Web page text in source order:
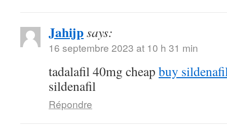
Jahijpsays:
16 septembre 2023 at 10 h 31 min
tadalafil 40mg cheap buy
sildenafil
Répondre